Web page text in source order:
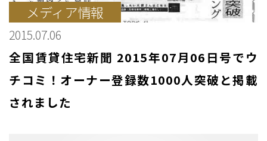
メディア情報
2015.07.06
全国賃貸住宅新聞 2015年07月06日号でウ
チコミ！オーナー登録数1000人突破と掲載
されました